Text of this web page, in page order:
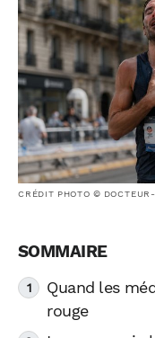
CRÉDIT PHOTO ©
Quand les
rouge